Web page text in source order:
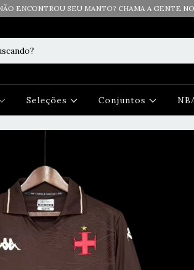
ENCONTROU SEU MANTO? CHAMA A GENTE
Seleções Conjuntos